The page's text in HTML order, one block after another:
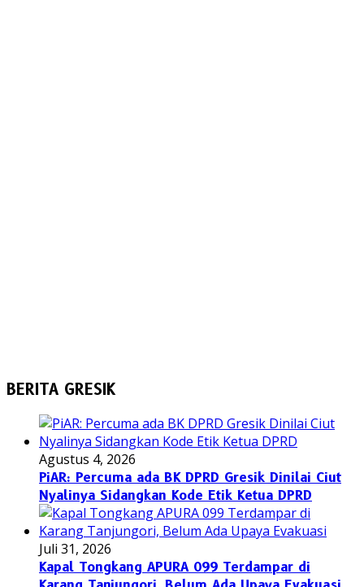
BERITA GRESIK
Agustus 4, 2026
PiAR: Percuma ada BK DPRD Gresik Dinilai Ciut
Nyalinya Sidangkan Kode Etik Ketua DPRD
Juli 31, 2026
Kapal Tongkang APURA 099 Terdampar di